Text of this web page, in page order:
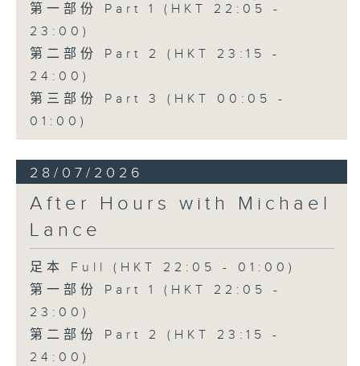
第一部份 Part 1 (HKT 22:05 -
23:00)
第二部份 Part 2 (HKT 23:15 -
24:00)
第三部份 Part 3 (HKT 00:05 -
01:00)
28/07/2026
After Hours with Michael
Lance
足本 Full (HKT 22:05 - 01:00)
第一部份 Part 1 (HKT 22:05 -
23:00)
第二部份 Part 2 (HKT 23:15 -
24:00)